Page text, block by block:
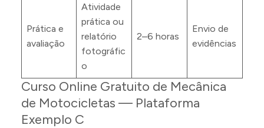
Prática e
avaliação
Atividade
prática ou
relatório
fotográfic
o
2–6 horas
Envio de
evidências
Curso Online Gratuito de Mecânica
de Motocicletas — Plataforma
Exemplo C